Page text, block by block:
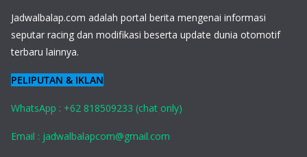
Jadwalbalap.com adalah portal berita mengenai informasi
seputar racing dan modifikasi beserta update dunia otomotif
terbaru lainnya.
PELIPUTAN & IKLAN
WhatsApp : +62 818509233 (chat only)
Email : jadwalbalapcom@gmail.com